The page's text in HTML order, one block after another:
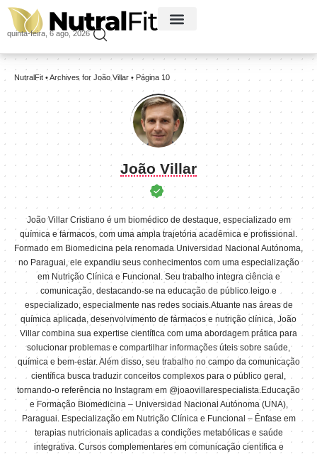
quinta-feira, 6 ago, 2026
NutralFit •Archives for João Villar • Página 10
João Villar
João Villar Cristiano é um biomédico de destaque, especializado em
química e fármacos, com uma ampla trajetória acadêmica e profissional.
Formado em Biomedicina pela renomada Universidad Nacional Autónoma,
no Paraguai, ele expandiu seus conhecimentos com uma especialização
em Nutrição Clínica e Funcional. Seu trabalho integra ciência e
comunicação, destacando-se na educação de público leigo e
especializado, especialmente nas redes sociais.Atuante nas áreas de
química aplicada, desenvolvimento de fármacos e nutrição clínica, João
Villar combina sua expertise científica com uma abordagem prática para
solucionar problemas e compartilhar informações úteis sobre saúde,
química e bem-estar. Além disso, seu trabalho no campo da comunicação
científica busca traduzir conceitos complexos para o público geral,
tornando-o referência no Instagram em @joaovillarespecialista.Educação
e Formação Biomedicina – Universidad Nacional Autónoma (UNA),
Paraguai. Especialização em Nutrição Clínica e Funcional – Ênfase em
terapias nutricionais aplicadas a condições metabólicas e saúde
integrativa. Cursos complementares em comunicação científica e